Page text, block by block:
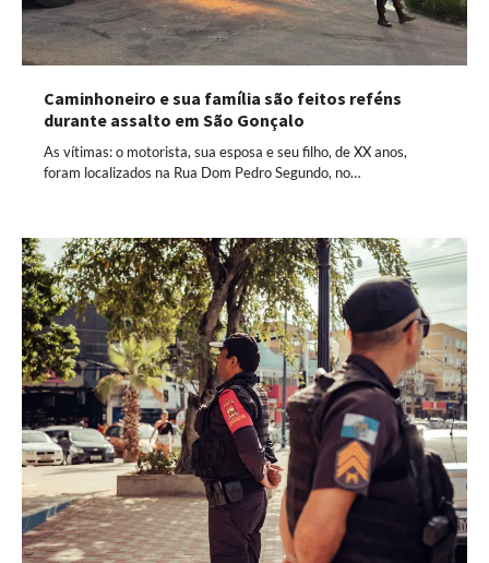
Caminhoneiro e sua família são feitos reféns
durante assalto em São Gonçalo
As vítimas: o motorista, sua esposa e seu filho, de XX anos,
foram localizados na Rua Dom Pedro Segundo, no…